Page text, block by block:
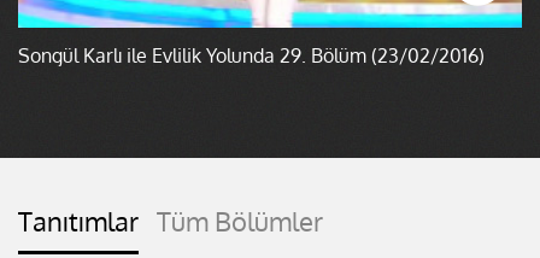
Songül Karlı ile Evlilik Yolunda 29. Bölüm (23/02/2016)
Tanıtımlar Tüm Bölümler